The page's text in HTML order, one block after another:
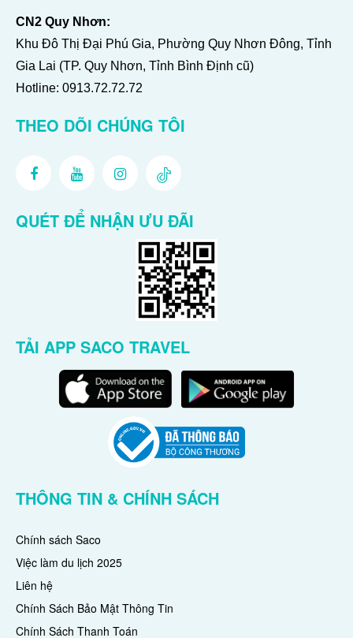
CN2 Quy Nhơn:
Khu Đô Thị Đại Phú Gia, Phường Quy Nhơn Đông, Tỉnh
Gia Lai (TP. Quy Nhơn, Tỉnh Bình Định cũ)
Hotline: 0913.72.72.72
THEO DÕI CHÚNG TÔI
QUÉT ĐỂ NHẬN ƯU ĐÃI
TẢI APP SACO TRAVEL
THÔNG TIN & CHÍNH SÁCH
Chính sách Saco
Việc làm du lịch 2025
Liên hệ
Chính Sách Bảo Mật Thông Tin
Chính Sách Thanh Toán